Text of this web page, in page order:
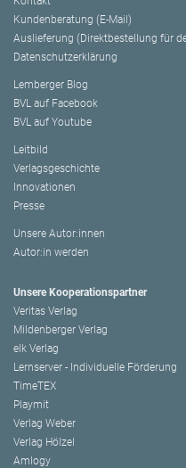
Kundenberatung (E-Mail)
Auslieferung (Direktbestellung für
Datenschutzerklärung
Lemberger Blog
BVL auf Facebook
BVL auf Youtube
Leitbild
Verlagsgeschichte
Innovationen
Presse
Unsere Autor:innen
Autor:in werden
Unsere Kooperationspartner
Veritas Verlag
Mildenberger Verlag
elk Verlag
Lernserver - Individuelle Förderung
TimeTEX
Playmit
Verlag Weber
Verlag Hölzel
Amlogy